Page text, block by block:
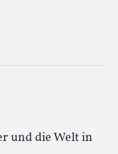
und die Welt in